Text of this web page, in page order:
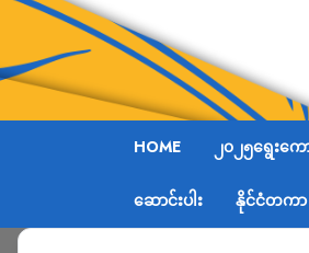
HOME ၂၀၂၅ရွေးက
ဆောင်းပါး နိုင်ငံတကာ